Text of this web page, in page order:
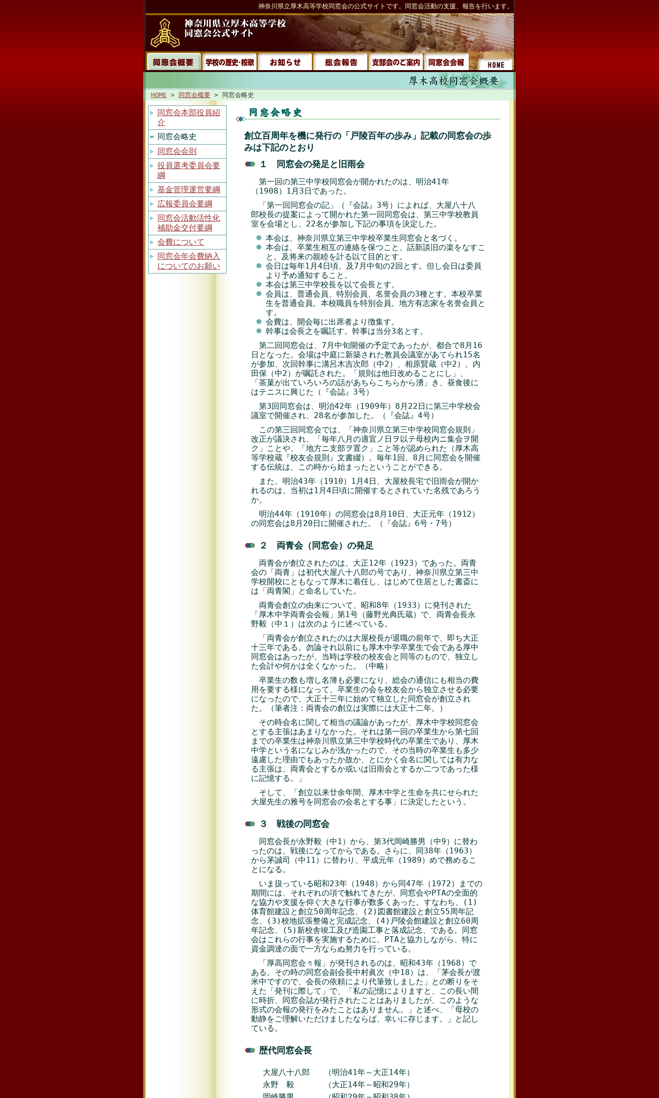
神奈川県立厚木高等学校同窓会の公式サイトです。同窓会活動の支援、報告を行います。
HOME > 同窓会概要 > 同窓会略史
同窓会本部役員紹
介
同窓会略史
同窓会会則
役員選考委員会要
綱
基金管理運営要綱
広報委員会要綱
同窓会活動活性化
補助金交付要綱
会費について
同窓会年会費納入
についてのお願い
創立百周年を機に発行の「戸陵百年の歩み」記載の同窓会の歩
みは下記のとおり
１ 同窓会の発足と旧雨会
第一回の第三中学校同窓会が開かれたのは、明治41年
（1908）1月3日であった。
「第一回同窓会の記」（『会誌』3号）によれば、大屋八十八
郎校長の提案によって開かれた第一回同窓会は、第三中学校教員
室を会場とし、22名が参加し下記の事項を決定した。
本会は、神奈川県立第三中学校卒業生同窓会と名づく。
本会は、卒業生相互の連絡を保つこと、話新談旧の楽をなすこ
と。及将来の親睦を計る以て目的とす。
会日は毎年1月4日頃、及7月中旬の2回とす。但し会日は委員
より予め通知すること。
本会は第三中学校長を以て会長とす。
会員は、普通会員、特別会員、名誉会員の3種とす。本校卒業
生を普通会員。本校職員を特別会員。地方有志家を名誉会員と
す。
会費は、開会毎に出席者より徴集す。
幹事は会長之を嘱託す。幹事は当分3名とす。
第二回同窓会は、7月中旬開催の予定であったが、都合で8月16
日となった。会場は中庭に新築された教員会議室があてられ15名
が参加、次回幹事に溝呂木吉次郎（中2）、相原賢蔵（中2）、内
田保（中2）が嘱託された。「規則は他日改めることにし」、
「茶菓が出ていろいろの話があちらこちらから湧」き、昼食後に
はテニスに興じた（『会誌』3号）
第3回同窓会は、明治42年（1909年）8月22日に第三中学校会
議室で開催され、28名が参加した。（『会誌』4号）
この第三回同窓会では、「神奈川県立第三中学校同窓会規則」
改正が議決され、「毎年八月の適宜ノ日ヲ以テ母校内ニ集会ヲ開
ク」ことや、「地方ニ支部ヲ置ク」こと等が認められた（厚木高
等学校蔵『校友会規則』文書綴）。毎年1回、8月に同窓会を開催
する伝統は、この時から始まったということができる。
また、明治43年（1910）1月4日、大屋校長宅で旧雨会が開か
れるのは、当初は1月4日頃に開催するとされていた名残であろう
か。
明治44年（1910年）の同窓会は8月10日、大正元年（1912）
の同窓会は8月20日に開催された。（『会誌』6号・7号）
２ 両青会（同窓会）の発足
両青会が創立されたのは、大正12年（1923）であった。両青
会の「両青」は初代大屋八十八郎の号であり、神奈川県立第三中
学校開校にともなって厚木に着任し、はじめて住居とした書斎に
は「両青閣」と命名していた。
両青会創立の由来について、昭和8年（1933）に発刊された
「厚木中学両青会会報」第1号（藤野光典氏蔵）で、両青会長永
野毅（中１）は次のように述べている。
「両青会が創立されたのは大屋校長が退職の前年で、即ち大正
十三年である。勿論それ以前にも厚木中学卒業生で会である厚中
同窓会はあったが、当時は学校の校友会と同等のもので、独立し
た会計や何かは全くなかった。（中略）
卒業生の数も増し名簿も必要になり、総会の通信にも相当の費
用を要する様になって、卒業生の会を校友会から独立させる必要
になったので、大正十三年に始めて独立した同窓会が創立され
た。（筆者注：両青会の創立は実際には大正十二年。）
その時会名に関して相当の議論があったが、厚木中学校同窓会
とする主張はあまりなかった。それは第一回の卒業生から第七回
までの卒業生は神奈川県立第三中学校時代の卒業生であり、厚木
中学という名になじみが浅かったので、その当時の卒業生も多少
遠慮した理由でもあったか故か、とにかく会名に関しては有力な
る主張は、両青会とするか或いは旧雨会とするか二つであった様
に記憶する。」
そして、「創立以来廿余年間、厚木中学と生命を共にせられた
大屋先生の雅号を同窓会の会名とする事」に決定したという。
３ 戦後の同窓会
同窓会長が永野毅（中1）から、第3代岡崎勝男（中9）に替わ
ったのは、戦後になってからである。さらに、同38年（1963）
から茅誠司（中11）に替わり、平成元年（1989）めで務めるこ
とになる。
いま扱っている昭和23年（1948）から同47年（1972）までの
期間には、それぞれの項で触れてきたが、同窓会やPTAの全面的
な協力や支援を仰ぐ大きな行事が数多くあった。すなわち、(1)
体育館建設と創立50周年記念、(2)図書館建設と創立55周年記
念、(3)校地拡張整備と完成記念、(4)戸陵会館建設と創立60周
年記念、(5)新校舎竣工及び造園工事と落成記念、である。同窓
会はこれらの行事を実施するために、PTAと協力しながら、特に
資金調達の面で一方ならぬ努力を行っている。
「厚高同窓会々報」が発刊されるのは、昭和43年（1968）で
ある。その時の同窓会副会長中村眞次（中18）は、「茅会長が渡
米中ですので、会長の依頼により代筆致しました」との断りをそ
えた「発刊に際して」で、「私の記憶によりますと、この長い間
に時折、同窓会誌が発行されたことはありましたが、このような
形式の会報の発行をみたことはありません。」と述べ、「母校の
動静をご理解いただけましたならば、幸いに存じます。」と記し
ている。
歴代同窓会長
大屋八十八郎
（明治41年～大正14年）
永野 毅
（大正14年～昭和29年）